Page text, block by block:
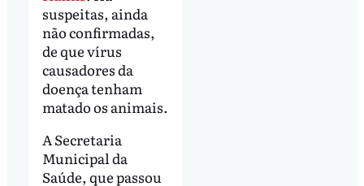
suspeitas, ainda
não confirmadas,
de que vírus
causadores da
doença tenham
matado os animais.
A Secretaria
Municipal da
Saúde, que passou